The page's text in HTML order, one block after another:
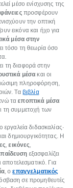
μέσο ενίσχυσης της
προσφέρουν
την οπτική
εικόνα και ήχο για
μέσα στην
τόσο τη θεωρία όσο
τη διαφορά στην
μέσα και οι
πληροφόρηση,
Τα βιβλία
ταεποπτικά μέσα
τη συμμετοχή των
διδασκαλίας·
δημιουργικότητας. Η
,εικόνες,
εξασφαλίζει
Για
, οεπαγγελματικός
σε προμηθευτές